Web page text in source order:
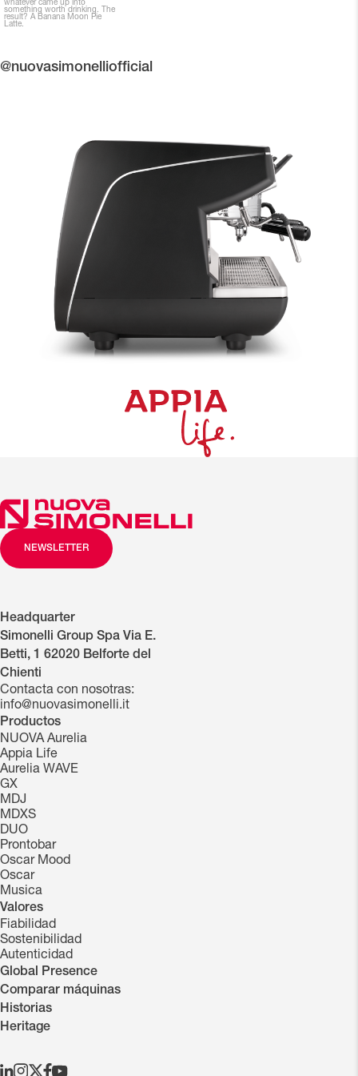
@nuovasimonelliofficial
NEWSLETTER
Headquarter
Simonelli Group Spa Via E.
Betti, 1 62020 Belforte del
Chienti
Contacta con nosotras:
info@nuovasimonelli.it
Productos
NUOVA Aurelia
Appia Life
Aurelia WAVE
GX
MDJ
MDXS
DUO
Prontobar
Oscar Mood
Oscar
Musica
Valores
Fiabilidad
Sostenibilidad
Autenticidad
Global Presence
Comparar máquinas
Historias
Heritage